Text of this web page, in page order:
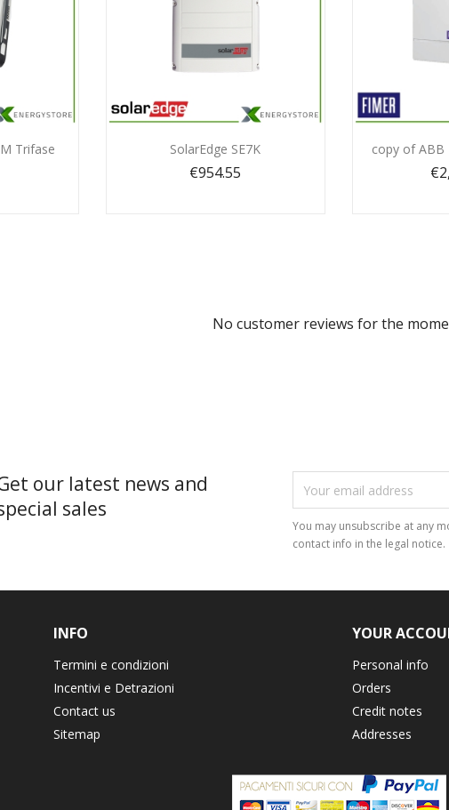
Trifase Quick view
SolarEdge SE7K
€954.55

copy of ABB
No customer reviews for the
our latest news and
sales
You may unsubscribe at any
contact info in the legal notice.
INFO
Termini e condizioni
Incentivi e Detrazioni
Contact us
Sitemap
YOUR
Personal info
Orders
Credit notes
Addresses